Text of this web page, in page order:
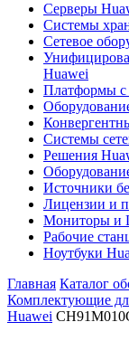
Серверы
Системы
Сетевое
Huawei
Платформы с
Системы
Решения
Источники
Лицензии и
Мониторы и
Рабочие
Ноутбуки
Главная Каталог
Комплектующие
Huawei